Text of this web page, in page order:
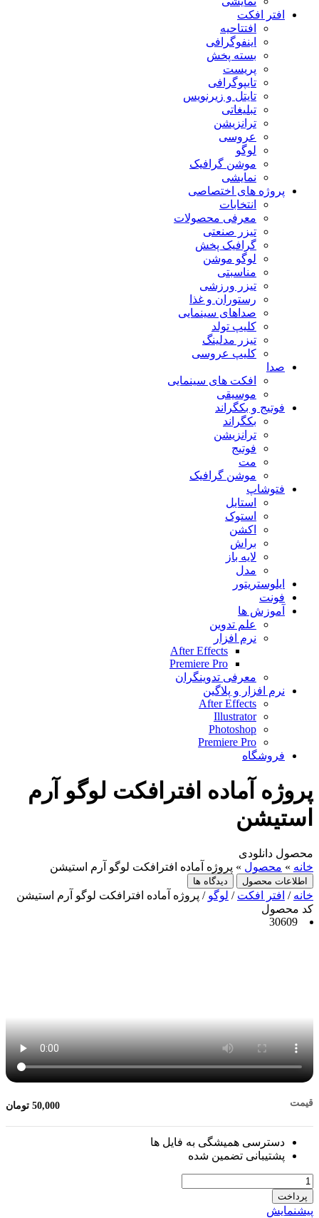
افتر افکت
افتتاحیه
اینفوگرافی
بسته پخش
پریست
تایپوگرافی
تایتل و زیرنویس
تبلیغاتی
ترانزیشن
عروسی
لوگو
موشن گرافیک
نمایشی
پروژه های اختصاصی
انتخابات
معرفی محصولات
تیزر صنعتی
گرافیک پخش
لوگو موشن
مناسبتی
تیزر ورزشی
رستوران و غذا
صداهای سینمایی
کلیپ تولد
تیزر مدلینگ
کلیپ عروسی
صدا
افکت های سینمایی
موسیقی
فوتیج و بکگراند
بکگراند
ترانزیشن
فوتیج
مت
موشن گرافیک
فتوشاپ
استایل
استوک
اکشن
براش
لایه باز
مدل
ایلوستریتور
فونت
آموزش ها
علم تدوین
نرم افزار
After Effects
Premiere Pro
معرفی تدوینگران
نرم افزار و پلاگین
After Effects
Illustrator
Photoshop
Premiere Pro
فروشگاه
پروژه آماده افترافکت لوگو آرم
استیشن
محصول دانلودی
خانه » محصول » پروژه آماده افترافکت لوگو آرم استیشن
اطلاعات محصول دیدگاه ها
خانه / افتر افکت / لوگو / پروژه آماده افترافکت لوگو آرم استیشن
کد محصول
30609
قیمت 50,000 تومان
دسترسی همیشگی به فایل ها
پشتیبانی تضمین شده
تعداد
پرداخت
پیشنمایش